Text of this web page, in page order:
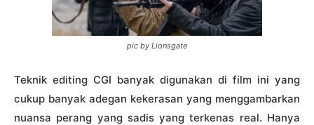
pic by Lionsgate
Teknik editing CGI banyak digunakan di film ini yang
cukup banyak adegan kekerasan yang menggambarkan
nuansa perang yang sadis yang terkenas real. Hanya